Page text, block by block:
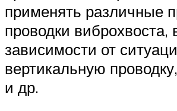
применять различные
проводки виброхвоста,
зависимости от
вертикальную
и др.